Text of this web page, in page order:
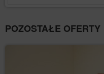
Prawem
POZOSTAŁE OFERTY